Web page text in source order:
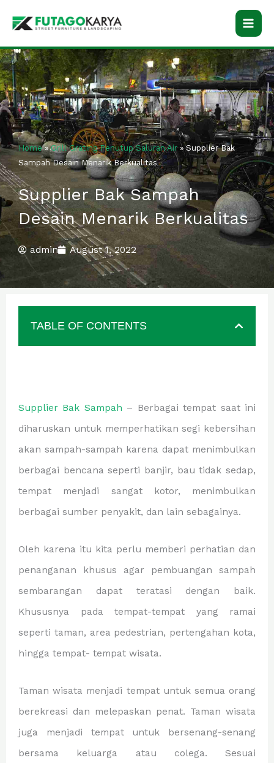
Home»Grill Grating Penutup Saluran Air»Supplier Bak
Sampah Desain Menarik Berkualitas
Supplier Bak Sampah
Desain Menarik Berkualitas
admin August 1, 2022
TABLE OF CONTENTS
Supplier Bak Sampah – Berbagai tempat saat ini
diharuskan untuk memperhatikan segi kebersihan
akan sampah-sampah karena dapat menimbulkan
berbagai bencana seperti banjir, bau tidak sedap,
tempat menjadi sangat kotor, menimbulkan
berbagai sumber penyakit, dan lain sebagainya.
Oleh karena itu kita perlu memberi perhatian dan
penanganan khusus agar pembuangan sampah
sembarangan dapat teratasi dengan baik.
Khususnya pada tempat-tempat yang ramai
seperti taman, area pedestrian, pertengahan kota,
hingga tempat- tempat wisata.
Taman wisata menjadi tempat untuk semua orang
berekreasi dan melepaskan penat. Taman wisata
juga menjadi tempat untuk bersenang-senang
bersama keluarga atau colega. Sesuai